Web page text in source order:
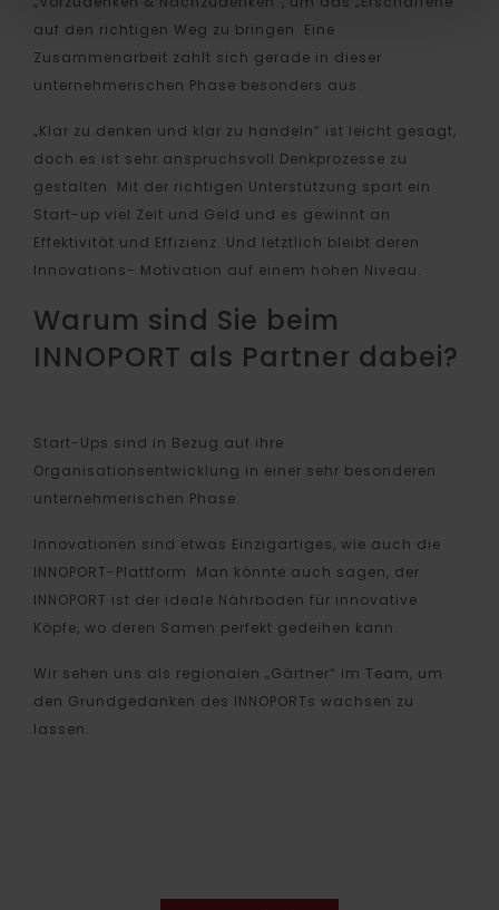
auf den richtigen Weg zu bringen. Eine
Zusammenarbeit zahlt sich gerade in dieser
unternehmerischen Phase besonders aus.
„Klar zu denken und klar zu handeln“ ist leicht gesagt,
doch es ist sehr anspruchsvoll Denkprozesse zu
gestalten. Mit der richtigen Unterstützung spart ein
Start-up viel Zeit und Geld und es gewinnt an
Effektivität und Effizienz. Und letztlich bleibt deren
Innovations- Motivation auf einem hohen Niveau.
Warum sind Sie beim
INNOPORT als Partner dabei?
Start-Ups sind in Bezug auf ihre
Organisationsentwicklung in einer sehr besonderen
unternehmerischen Phase.
Innovationen sind etwas Einzigartiges, wie auch die
INNOPORT-Plattform. Man könnte auch sagen, der
INNOPORT ist der ideale Nährboden für innovative
Köpfe, wo deren Samen perfekt gedeihen kann.
Wir sehen uns als regionalen „Gärtner“ im Team, um
den Grundgedanken des INNOPORTs wachsen zu
lassen.